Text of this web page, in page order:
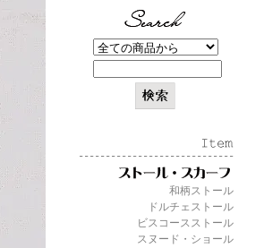
和柄ストール
ドルチェストール
ビスコースストール
スヌード・ショール